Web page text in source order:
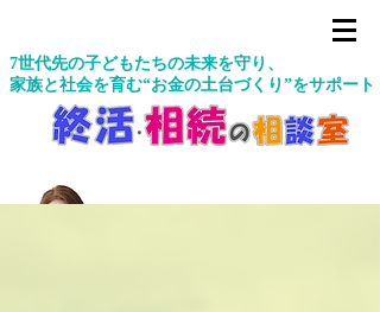
7世代先の子どもたちの未来を守り、
家族と社会を育む“お金の土台づくり”をサポート